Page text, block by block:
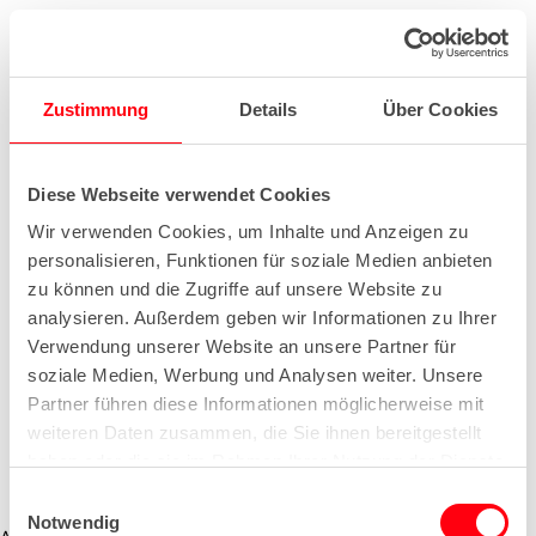
Zustimmung Details Über Cookies
Diese Webseite verwendet Cookies
Wir verwenden Cookies, um Inhalte und Anzeigen zu
personalisieren, Funktionen für soziale Medien anbieten
zu können und die Zugriffe auf unsere Website zu
analysieren. Außerdem geben wir Informationen zu Ihrer
Verwendung unserer Website an unsere Partner für
soziale Medien, Werbung und Analysen weiter. Unsere
Partner führen diese Informationen möglicherweise mit
weiteren Daten zusammen, die Sie ihnen bereitgestellt
Notwendig